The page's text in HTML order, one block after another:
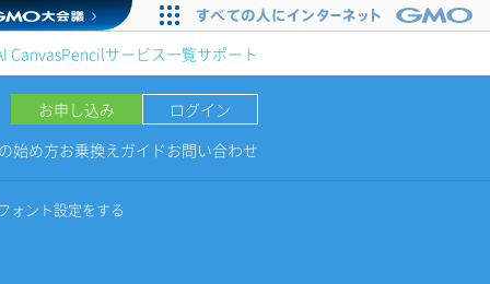
CanvasPencilサービス一覧サポート
お申し込み
ログイン
始め方お乗換えガイドお問い合わせ
ォント設定をする